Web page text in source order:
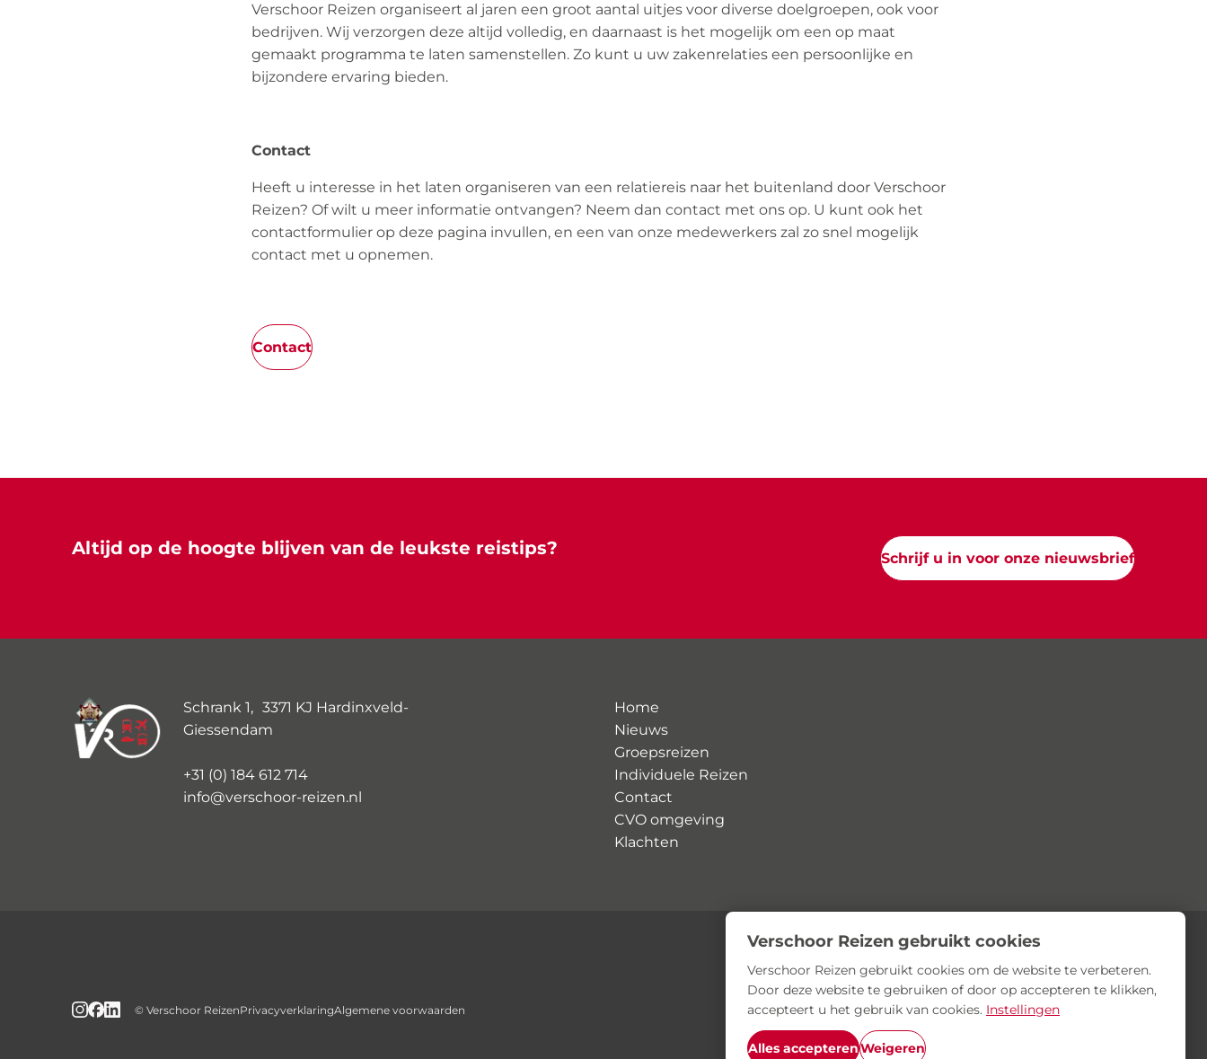
Verschoor Reizen organiseert al jaren een groot aantal uitjes voor diverse doelgroepen, ook voor
bedrijven. Wij verzorgen deze altijd volledig, en daarnaast is het mogelijk om een op maat
gemaakt programma te laten samenstellen. Zo kunt u uw zakenrelaties een persoonlijke en
bijzondere ervaring bieden.
Contact
Heeft u interesse in het laten organiseren van een relatiereis naar het buitenland door Verschoor
Reizen? Of wilt u meer informatie ontvangen? Neem dan contact met ons op. U kunt ook het
contactformulier op deze pagina invullen, en een van onze medewerkers zal zo snel mogelijk
contact met u opnemen.
Contact
Altijd op de hoogte blijven van de leukste reistips? Schrijf u in voor onze nieuwsbrief
Schrank 1, 3371 KJ Hardinxveld-
Giessendam
+31 (0) 184 612 714
info@verschoor-reizen.nl
Home
Nieuws
Groepsreizen
Individuele Reizen
Contact
CVO omgeving
Klachten
© Verschoor ReizenPrivacyverklaringAlgemene voorwaarden
Verschoor Reizen gebruikt cookies
Verschoor Reizen gebruikt cookies om de website te verbeteren.
Door deze website te gebruiken of door op accepteren te klikken,
accepteert u het gebruik van cookies. Instellingen
Alles accepterenWeigeren